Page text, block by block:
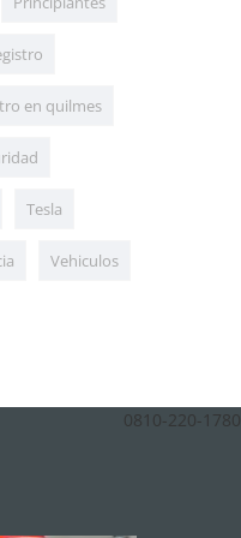
en quilmes
Tesla
Vehiculos
0810-220-1780